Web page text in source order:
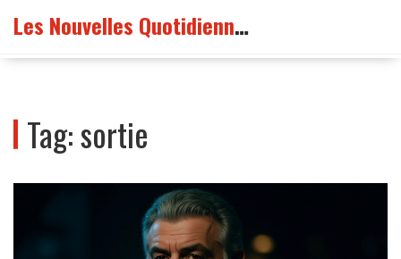
Les Nouvelles Quotidiennes France
Tag: sortie